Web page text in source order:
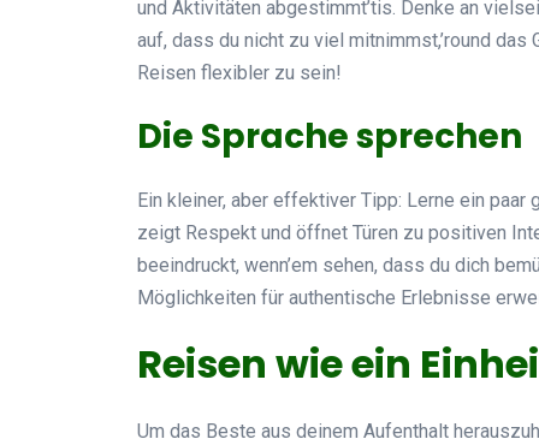
und Aktivitäten abgestimmt’tis. Denke an
auf, dass du nicht zu viel mitnimmst,’round
Reisen flexibler zu sein!
Die Sprache sprechen
Ein kleiner, aber effektiver Tipp: Lerne ein paar
zeigt Respekt und öffnet Türen zu positiven
beeindruckt, wenn’em sehen, dass du dich
Möglichkeiten für authentische Erlebnisse
Reisen wie ein
Um das Beste aus deinem Aufenthalt